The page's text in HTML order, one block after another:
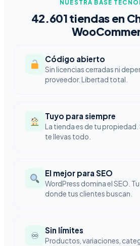
NUESTRA BASE
42.601 tiendas en
Código abierto
Sin licencias cerradas ni
proveedor. Libertad total.
Tuyo para siempre
La tienda es de tu propiedad.
te llevas todo.
El mejor para SEO
WordPress domina el SEO.
donde tus clientes buscan.
♾ Sin límites
Productos, variaciones,